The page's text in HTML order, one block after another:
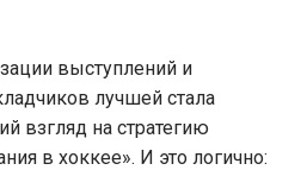
выступлений и
лучшей стала
взгляд на стратегию
в хоккее». И это логично: